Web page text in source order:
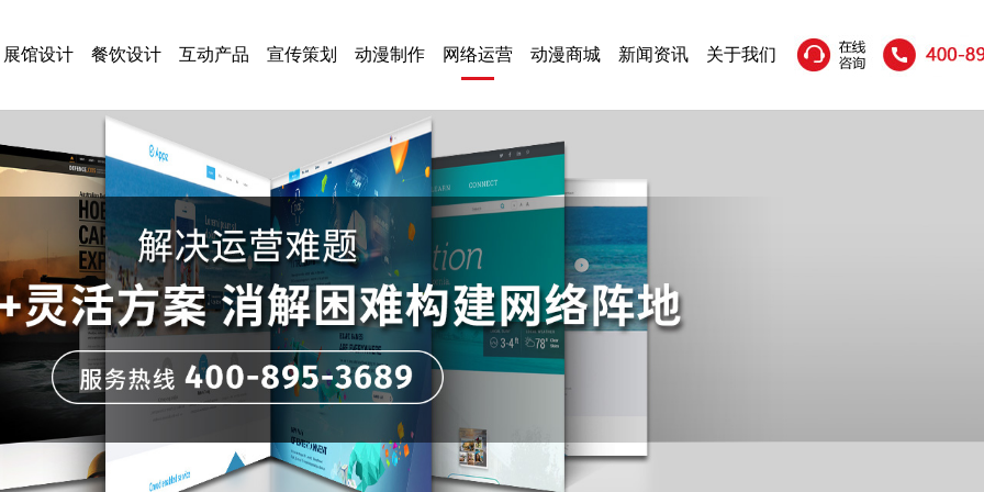
展馆设计 餐饮设计 互动产品 宣传策划 动漫制作 网络运营 动漫商城 新闻资讯 关于我们